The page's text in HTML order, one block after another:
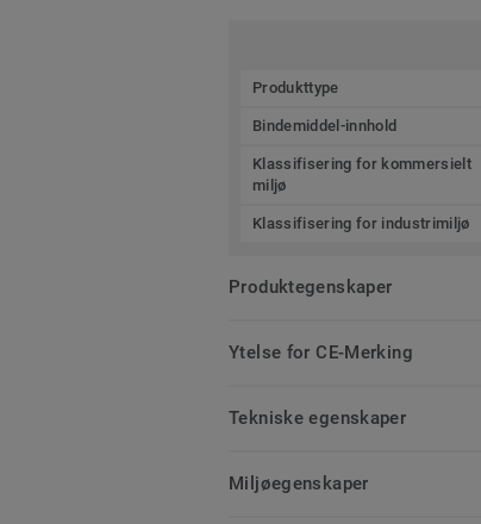
Produkttype
Bindemiddel-innhold
Klassifisering for kommersielt
miljø
Klassifisering for industrimiljø
Produktegenskaper
Ytelse for CE-Merking
Tekniske egenskaper
Miljøegenskaper